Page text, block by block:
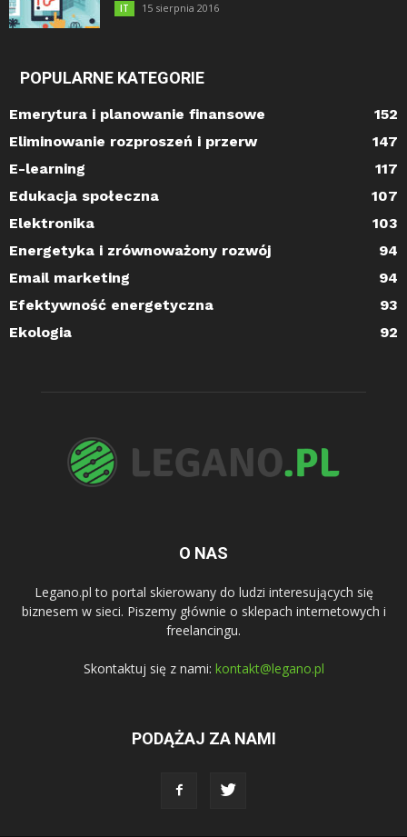
IT 15 sierpnia 2016
POPULARNE KATEGORIE
Emerytura i planowanie finansowe
152
Eliminowanie rozproszeń i przerw
147
E-learning
117
Edukacja społeczna
107
Elektronika
103
Energetyka i zrównoważony rozwój
94
Email marketing
94
Efektywność energetyczna
93
Ekologia
92
O NAS
Legano.pl to portal skierowany do ludzi interesujących się
biznesem w sieci. Piszemy głównie o sklepach internetowych i
freelancingu.
Skontaktuj się z nami: kontakt@legano.pl
PODĄŻAJ ZA NAMI